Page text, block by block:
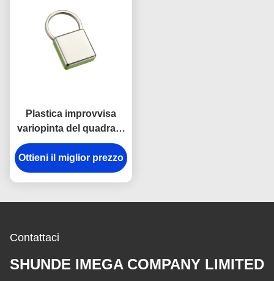
Plastica improvvisa
variopinta del quadrato
della catena chiave del
gancio dell'anti della
ruggine del metallo
chiave
Ottieni il miglior prezzo
Contattaci
SHUNDE IMEGA COMPANY LIMITED